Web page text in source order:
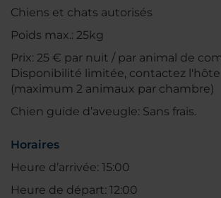
Chiens et chats autorisés
Poids max.: 25kg
Prix: 25 € par nuit / par animal de
Disponibilité limitée, contactez
(maximum 2 animaux par chambre)
Chien guide d’aveugle: Sans frais.
Horaires
Heure d’arrivée: 15:00
Heure de départ: 12:00